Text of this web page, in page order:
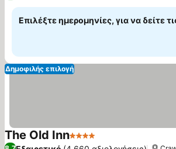
Επιλέξτε ημερομηνίες, για να δείτε
Δημοφιλής επιλογή
The Old Inn4 Αστέρια